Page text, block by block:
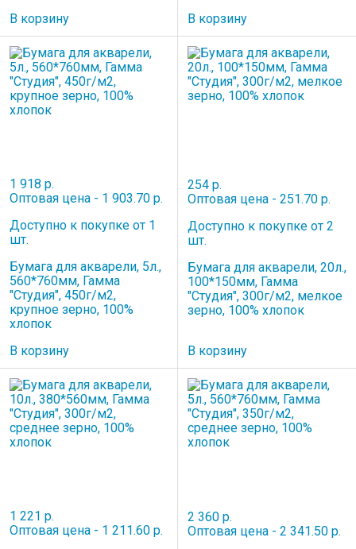
В корзину
В корзину
1 918 р.
Оптовая цена - 1 903.70 р.
Доступно к покупке от 1
шт.
Бумага для акварели, 5л.,
560*760мм, Гамма
"Студия", 450г/м2,
крупное зерно, 100%
хлопок
В корзину
254 р.
Оптовая цена - 251.70 р.
Доступно к покупке от 2
шт.
Бумага для акварели, 20л.,
100*150мм, Гамма
"Студия", 300г/м2, мелкое
зерно, 100% хлопок
В корзину
1 221 р.
Оптовая цена - 1 211.60 р.
2 360 р.
Оптовая цена - 2 341.50 р.